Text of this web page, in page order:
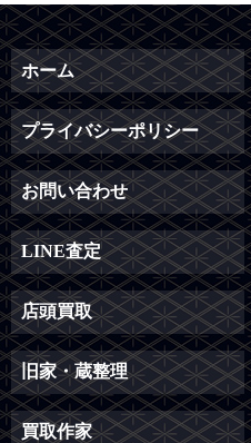
ホーム
プライバシーポリシー
お問い合わせ
LINE査定
店頭買取
旧家・蔵整理
買取作家